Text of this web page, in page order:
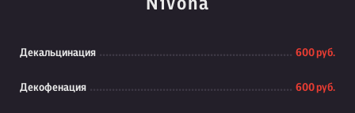
Nivona
Декальцинация 600 руб.
Декофенация 600 руб.